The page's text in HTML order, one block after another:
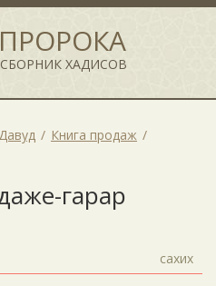
ХАДИСОВ
Книга продаж
гарар
сахих